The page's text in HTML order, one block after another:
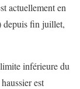
actuellement en
depuis fin juillet,
inférieure du
est